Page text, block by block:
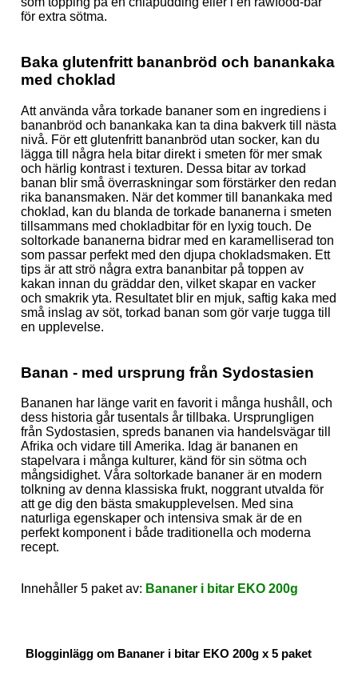
för extra sötma.
Baka glutenfritt bananbröd och banankaka
med choklad
Att använda våra torkade bananer som en ingrediens i
bananbröd och banankaka kan ta dina bakverk till nästa
nivå. För ett glutenfritt bananbröd utan socker, kan du
lägga till några hela bitar direkt i smeten för mer smak
och härlig kontrast i texturen. Dessa bitar av torkad
banan blir små överraskningar som förstärker den redan
rika banansmaken. När det kommer till banankaka med
choklad, kan du blanda de torkade bananerna i smeten
tillsammans med chokladbitar för en lyxig touch. De
soltorkade bananerna bidrar med en karamelliserad ton
som passar perfekt med den djupa chokladsmaken. Ett
tips är att strö några extra bananbitar på toppen av
kakan innan du gräddar den, vilket skapar en vacker
och smakrik yta. Resultatet blir en mjuk, saftig kaka med
små inslag av söt, torkad banan som gör varje tugga till
en upplevelse.
Banan - med ursprung från Sydostasien
Bananen har länge varit en favorit i många hushåll, och
dess historia går tusentals år tillbaka. Ursprungligen
från Sydostasien, spreds bananen via handelsvägar till
Afrika och vidare till Amerika. Idag är bananen en
stapelvara i många kulturer, känd för sin sötma och
mångsidighet. Våra soltorkade bananer är en modern
tolkning av denna klassiska frukt, noggrant utvalda för
att ge dig den bästa smakupplevelsen. Med sina
naturliga egenskaper och intensiva smak är de en
perfekt komponent i både traditionella och moderna
recept.
Innehåller 5 paket av: Bananer i bitar EKO 200g
Blogginlägg om Bananer i bitar EKO 200g x 5 paket